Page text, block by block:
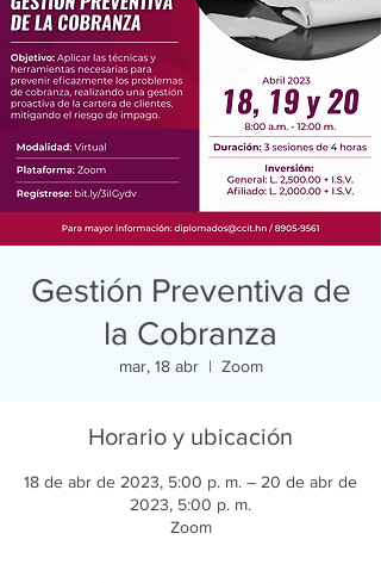
Gestión Preventiva de
la Cobranza
mar, 18 abr
  |
Zoom
Horario y ubicación
18 de abr de 2023, 5:00 p. m. – 20 de abr de
2023, 5:00 p. m.
Zoom